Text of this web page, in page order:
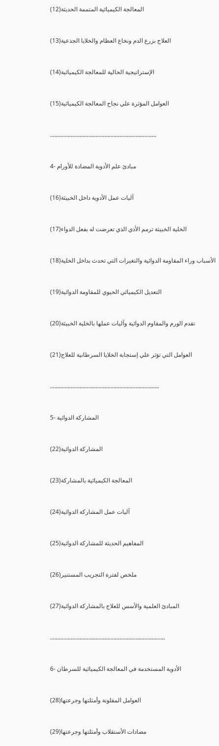
(12)المعالجة الكيميائية المتممة الحديثة
(13)العلاج بزرع الدم ونخاع العظام والخلايا الجذعية
(14)الإستراتيجية الحالية للمعالجة الكيميائية
(15)العوامل المؤثرة علي نجاح المعالجة الكيميائية
........................................................................
4- مبادئ علم الأدوية المضادة للأورام
(16)آليات عمل الأدوية داخل الخبيثة
(17)الخلية الخبيثة ترمم الأذي الذي تعرضت له بفعل الدواء
(18)الأسباب وراء المقاومة الدوائية والتغيرات التي تحدث بداخل الخلية
(19)التعديل الكيميائي الحيوي للمقاومة الدوائية
(20)تقدم الورم والمقاوم الدوائية وآليات عملها بالخلية الخبيثة
(21)العوامل التي تؤثر علي إستجابة الخلايا السرطانية للعلاج
..........................................................................
5- المشاركة الدوائية
(22)المشاركة الدوائية
(23)المعالجة الكيميائية بالمشاركة
(24)آليات عمل المشاركة الدوائية
(25)المفاهيم الحديثة للمشاركة الدوائية
(26)ملخص لفترة التجريب المستنير
(27)المبادئ العلمية والأسس للعلاج بالمشاركة الدوائية
..............................................................................
6- الأدوية المستخدمة في المعالجة الكيميائية للسرطان
(28)العوامل المقلونة وأمثلتها وجرعتها
(29)مضادات الأستقلاب وأمثلتها وجرعتها